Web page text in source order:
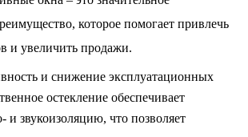
которое помогает привлечь
и увеличить продажи.
и снижение эксплуатационных
остекление обеспечивает
и звукоизоляцию, что позволяет